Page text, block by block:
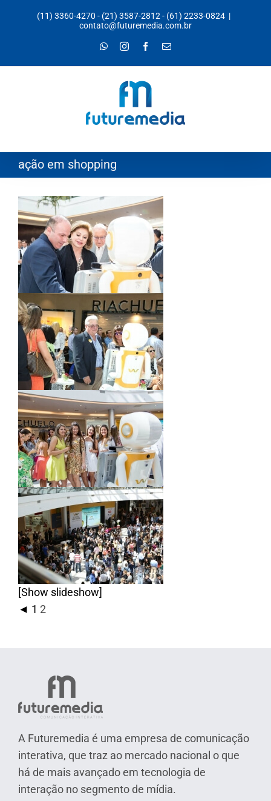
(11) 3360-4270 - (21) 3587-2812- (61) 2233-0824 |
contato@futuremedia.com.br
WhatsAppInstagramFacebook
E-
ação em shopping
[Show slideshow]
◄ 1 2
A Futuremedia é uma empresa de comunicação
interativa, que traz ao mercado nacional o que
há de mais avançado em tecnologia de
interação no segmento de mídia.